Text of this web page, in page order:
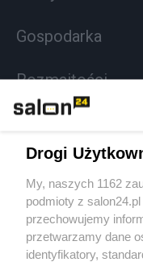
Gospodarka
Rozmaitości
Sport
Społeczeństwo
Kultura
Drogi
My, naszych 1162
podmioty z
przechowujemy
przetwarzamy dane
identyfikatory,